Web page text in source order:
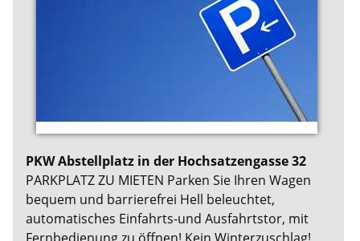
PKW Abstellplatz in der Hochsatzengasse 32
PARKPLATZ ZU MIETEN Parken Sie Ihren Wagen
bequem und barrierefrei Hell beleuchtet,
automatisches Einfahrts-und Ausfahrtstor, mit